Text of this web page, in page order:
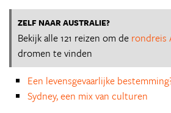
ZELF NAAR AUSTRALIE?
Bekijk alle 121 reizen om de rondreis
dromen te vinden
Een levensgevaarlijke
Sydney, een mix van culturen